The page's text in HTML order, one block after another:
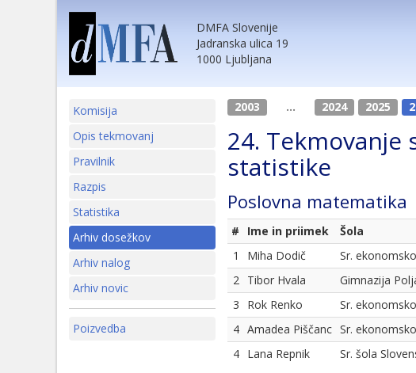
DMFA Slovenije
Jadranska ulica 19
1000 Ljubljana
Komisija
Opis tekmovanj
Pravilnik
Razpis
Statistika
Arhiv dosežkov
Arhiv nalog
Arhiv novic
Poizvedba
2003 ... 2024 2025
24.
statistike
Poslovna matematika
# Ime in priimek Šola
1
Miha Dodič Sr.
2 Tibor Hvala Gimnazija
3
Rok Renko Sr.
4 Amadea Piščanc Sr.
4 Lana Repnik Sr. šola